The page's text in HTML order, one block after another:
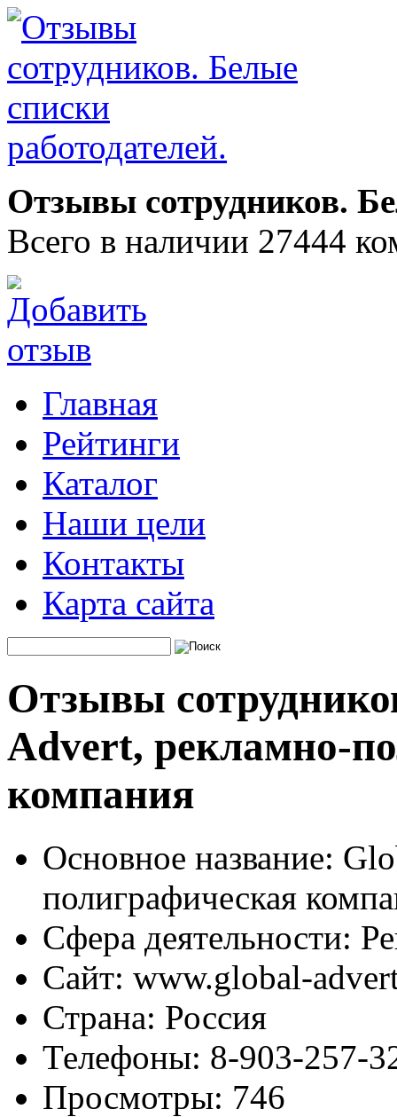
Отзывы сотрудников.
Всего в наличии 27444
Главная
Рейтинги
Каталог
Наши цели
Контакты
Карта сайта
Отзывы
Advert, рекламно-
компания
Основное название:
полиграфическая
Сфера деятельности:
Сайт: www.global-
Страна: Россия
Телефоны: 8-903-257-
Просмотры: 746